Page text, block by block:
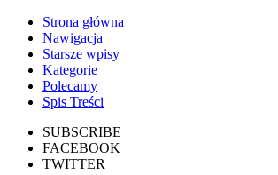
Strona główna
Nawigacja
Starsze wpisy
Kategorie
Polecamy
Spis Treści
SUBSCRIBE
FACEBOOK
TWITTER